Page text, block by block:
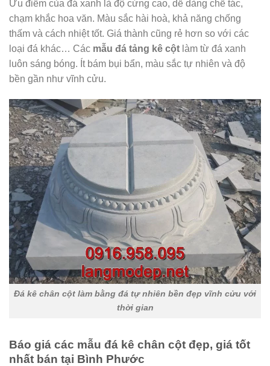
Ưu điểm của đá xanh là độ cứng cao, dễ dàng chế tác,
chạm khắc hoa văn. Màu sắc hài hoà, khả năng chống
thấm và cách nhiệt tốt. Giá thành cũng rẻ hơn so với các
loại đá khác… Các mẫu đá tảng kê cột làm từ đá xanh
luôn sáng bóng. Ít bám bụi bẩn, màu sắc tự nhiên và độ
bền gần như vĩnh cửu.
Đá kê chân cột làm bằng đá tự nhiên bền đẹp vĩnh cửu với
thời gian
Báo giá các mẫu đá kê chân cột đẹp, giá tốt
nhất bán tại Bình Phước